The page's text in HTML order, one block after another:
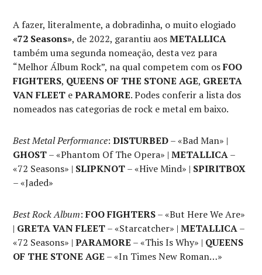
A fazer, literalmente, a dobradinha, o muito elogiado
«72 Seasons», de 2022, garantiu aosMETALLICA
também uma segunda nomeação, desta vez para
“Melhor Álbum Rock”, na qual competem com osFOO
FIGHTERS, QUEENS OF THE STONE AGE, GREETA
VAN FLEET ePARAMORE. Podes conferir a lista dos
nomeados nas categorias de rock e metal em baixo.
Best Metal Performance:DISTURBED– «Bad Man» |
GHOST– «Phantom Of The Opera» |METALLICA–
«72 Seasons» | SLIPKNOT– «Hive Mind» | SPIRITBOX
– «Jaded»
Best Rock Album:FOO FIGHTERS– «But Here We Are»
| GRETA VAN FLEET– «Starcatcher» |METALLICA–
«72 Seasons» |PARAMORE – «This Is Why» | QUEENS
OF THE STONE AGE – «In Times New Roman…»